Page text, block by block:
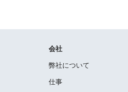
会社
弊社について
仕事